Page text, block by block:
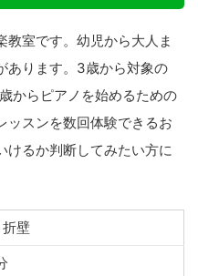
教室です。幼児から大人ま
あります。3歳から対象の
からピアノを始めるための
ッスンを数回体験できるお
けるか判断してみたい方に
壁